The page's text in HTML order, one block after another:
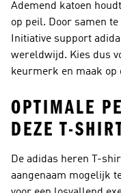
Ademend katoen
op peil. Door samen
Initiative support
wereldwijd. Kies dus
keurmerk en maak op
OPTIMALE
DEZE T-
De adidas heren T-
aangenaam mogelijk